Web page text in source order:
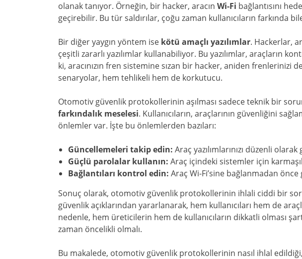
olanak tanıyor. Örneğin, bir hacker, aracın Wi-Fi bağlantısını
geçirebilir. Bu tür saldırılar, çoğu zaman kullanıcıların farkında
Bir diğer yaygın yöntem ise kötü amaçlı yazılımlar. Hackerlar,
çeşitli zararlı yazılımlar kullanabiliyor. Bu yazılımlar, araçların
ki, aracınızın fren sistemine sızan bir hacker, aniden frenlerinizi
senaryolar, hem tehlikeli hem de korkutucu.
Otomotiv güvenlik protokollerinin aşılması sadece teknik bir
farkındalık meselesi. Kullanıcıların, araçlarının güvenliğini
önlemler var. İşte bu önlemlerden bazıları:
Güncellemeleri takip edin: Araç yazılımlarınızı düzenli
Güçlü parolalar kullanın: Araç içindeki sistemler için
Bağlantıları kontrol edin: Araç Wi-Fi’sine bağlanmadan
Sonuç olarak, otomotiv güvenlik protokollerinin ihlali ciddi bir
güvenlik açıklarından yararlanarak, hem kullanıcıları hem de
nedenle, hem üreticilerin hem de kullanıcıların dikkatli olması
zaman öncelikli olmalı.
Bu makalede, otomotiv güvenlik protokollerinin nasıl ihlal